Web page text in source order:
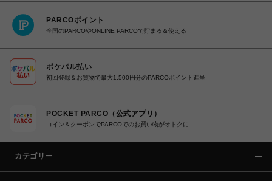
PARCOポイント
全国のPARCOやONLINE PARCOで貯まる＆使える
ポケパル払い
初回登録＆お買物で最大1,500円分のPARCOポイント進呈
POCKET PARCO（公式アプリ）
コイン＆クーポンでPARCOでのお買い物がオトクに
カテゴリー